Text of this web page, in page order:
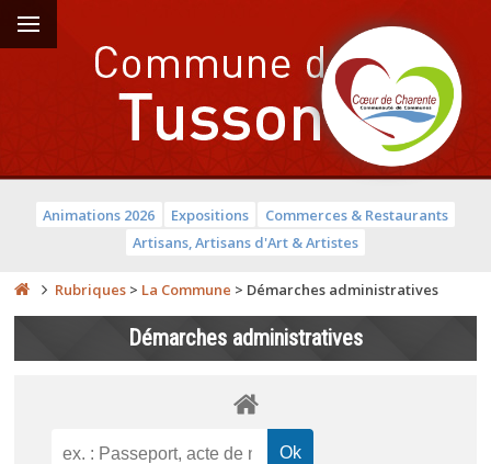
Animations 2026 Expositions
Commerces & Restaurants
Artisans, Artisans d'Art & Artistes
Rubriques > La Commune > Démarches administratives
Démarches administratives